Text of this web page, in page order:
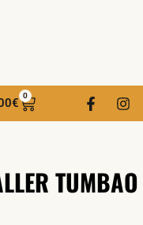
€
0
TUMBAO